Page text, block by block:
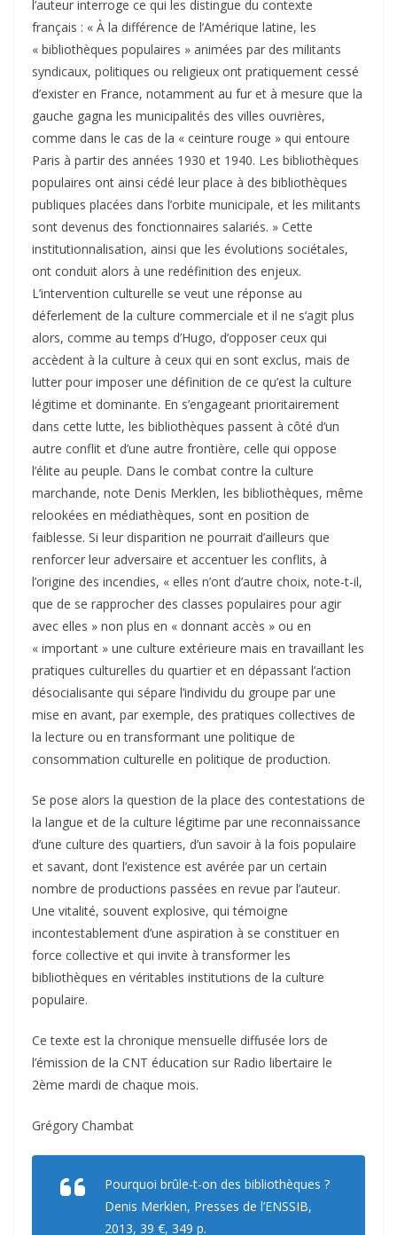
l’auteur interroge ce qui les distingue du contexte
français : « À la différence de l’Amérique latine, les
« bibliothèques populaires » animées par des militants
syndicaux, politiques ou religieux ont pratiquement cessé
d’exister en France, notamment au fur et à mesure que la
gauche gagna les municipalités des villes ouvrières,
comme dans le cas de la « ceinture rouge » qui entoure
Paris à partir des années 1930 et 1940. Les bibliothèques
populaires ont ainsi cédé leur place à des bibliothèques
publiques placées dans l’orbite municipale, et les militants
sont devenus des fonctionnaires salariés. » Cette
institutionnalisation, ainsi que les évolutions sociétales,
ont conduit alors à une redéfinition des enjeux.
L’intervention culturelle se veut une réponse au
déferlement de la culture commerciale et il ne s’agit plus
alors, comme au temps d’Hugo, d’opposer ceux qui
accèdent à la culture à ceux qui en sont exclus, mais de
lutter pour imposer une définition de ce qu’est la culture
légitime et dominante. En s’engageant prioritairement
dans cette lutte, les bibliothèques passent à côté d’un
autre conflit et d’une autre frontière, celle qui oppose
l’élite au peuple. Dans le combat contre la culture
marchande, note Denis Merklen, les bibliothèques, même
relookées en médiathèques, sont en position de
faiblesse. Si leur disparition ne pourrait d’ailleurs que
renforcer leur adversaire et accentuer les conflits, à
l’origine des incendies, « elles n’ont d’autre choix, note-t-il,
que de se rapprocher des classes populaires pour agir
avec elles » non plus en « donnant accès » ou en
« important » une culture extérieure mais en travaillant les
pratiques culturelles du quartier et en dépassant l’action
désocialisante qui sépare l’individu du groupe par une
mise en avant, par exemple, des pratiques collectives de
la lecture ou en transformant une politique de
consommation culturelle en politique de production.
Se pose alors la question de la place des contestations de
la langue et de la culture légitime par une reconnaissance
d’une culture des quartiers, d’un savoir à la fois populaire
et savant, dont l’existence est avérée par un certain
nombre de productions passées en revue par l’auteur.
Une vitalité, souvent explosive, qui témoigne
incontestablement d’une aspiration à se constituer en
force collective et qui invite à transformer les
bibliothèques en véritables institutions de la culture
populaire.
Ce texte est la chronique mensuelle diffusée lors de
l’émission de la CNT éducation sur Radio libertaire le
2ème mardi de chaque mois.
Grégory Chambat
Pourquoi brûle-t-on des bibliothèques ?
Denis Merklen, Presses de l’ENSSIB,
2013, 39 €, 349 p.